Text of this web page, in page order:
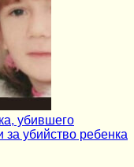
убившего
за убийство ребенка